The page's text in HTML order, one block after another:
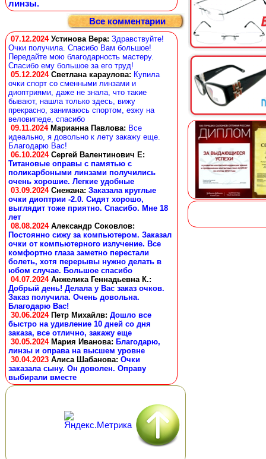
линзы.
Все комментарии
07.12.2024 Устинова Вера: Здравствуйте!
Очки получила. Спасибо Вам большое!
Передайте мою благодарность мастеру.
Спасибо ему большое за его труд!
05.12.2024 Светлана караулова: Купила
очки спорт со сменными линзами и
диоптриями, даже не знала, что такие
бывают, нашла только здесь, вижу
прекрасно, занимаюсь спортом, езжу на
веловипеде, спасибо
09.11.2024 Марианна Павлова: Все
идеально, я довольно к лету закажу еще.
Благодарю Вас!
06.10.2024 Сергей Валентинович Е:
Титановые оправы с памятью с
поликарбоными линзами получились
очень хорошие. Легкие удобные
03.09.2024 Снежана: Заказала круглые
очки диоптрии -2.0. Сидят хорошо,
выглядит тоже приятно. Спасибо. Мне 18
лет
08.08.2024 Александр Соковлов:
Постоянно сижу за компьютером. Заказал
очки от компьютерного излучение. Все
комфортно глаза заметно перестали
болеть, хотя перерывы нужно делать в
юбом случае. Большое спасибо
04.07.2024 Анжелика Геннадьевна К.:
Добрый день! Делала у Вас заказ очков.
Заказ получила. Очень довольна.
Благодарю Вас!
30.06.2024 Петр Михайлв: Дошло все
быстро на удивление 10 дней со дня
заказа, все отлично, закажу еще
30.05.2024 Мария Иванова: Благодарю,
линзы и оправа на высшем уровне
30.04.2023 Алиса Шабанова: Очки
заказала сыну. Он доволен. Оправу
выбирали вместе